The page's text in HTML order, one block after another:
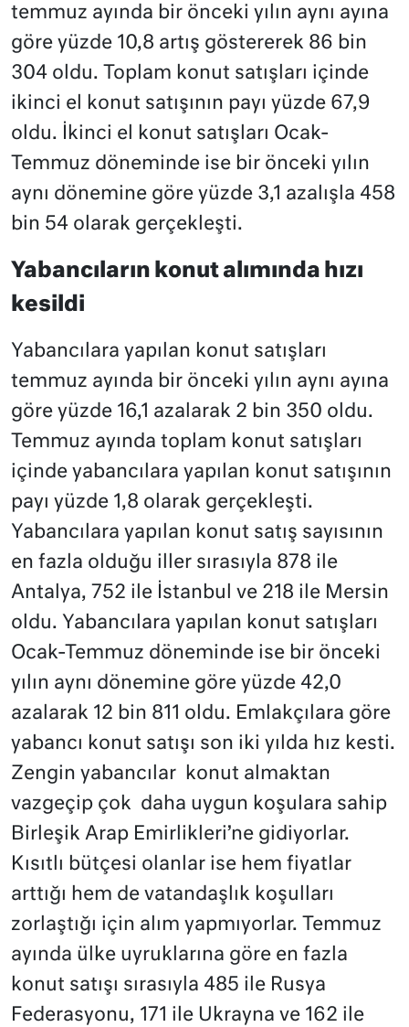
temmuz ayında bir önceki yılın aynı ayına
göre yüzde 10,8 artış göstererek 86 bin
304 oldu. Toplam konut satışları içinde
ikinci el konut satışının payı yüzde 67,9
oldu. İkinci el konut satışları Ocak-
Temmuz döneminde ise bir önceki yılın
aynı dönemine göre yüzde 3,1 azalışla 458
bin 54 olarak gerçekleşti.
Yabancıların konut alımında hızı
kesildi
Yabancılara yapılan konut satışları
temmuz ayında bir önceki yılın aynı ayına
göre yüzde 16,1 azalarak 2 bin 350 oldu.
Temmuz ayında toplam konut satışları
içinde yabancılara yapılan konut satışının
payı yüzde 1,8 olarak gerçekleşti.
Yabancılara yapılan konut satış sayısının
en fazla olduğu iller sırasıyla 878 ile
Antalya, 752 ile İstanbul ve 218 ile Mersin
oldu. Yabancılara yapılan konut satışları
Ocak-Temmuz döneminde ise bir önceki
yılın aynı dönemine göre yüzde 42,0
azalarak 12 bin 811 oldu. Emlakçılara göre
yabancı konut satışı son iki yılda hız kesti.
Zengin yabancılar konut almaktan
vazgeçip çok daha uygun koşulara sahip
Birleşik Arap Emirlikleri’ne gidiyorlar.
Kısıtlı bütçesi olanlar ise hem fiyatlar
arttığı hem de vatandaşlık koşulları
zorlaştığı için alım yapmıyorlar. Temmuz
ayında ülke uyruklarına göre en fazla
konut satışı sırasıyla 485 ile Rusya
Federasyonu, 171 ile Ukrayna ve 162 ile